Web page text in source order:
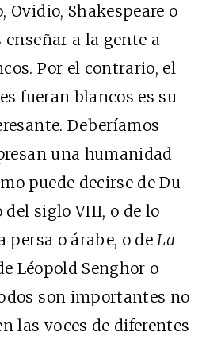
Ovidio, Shakespeare o
enseñar a la gente a
Por el contrario, el
fueran blancos es su
Deberíamos
una humanidad
puede decirse de Du
del sigloVIII, o de lo
persa o árabe, o deLa
Léopold Senghor o
son importantes no
las voces de diferentes